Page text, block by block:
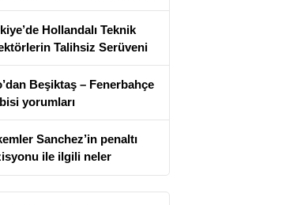
Hollandalı Teknik
Talihsiz Serüveni
Beşiktaş – Fenerbahçe
yorumları
Sanchez’in penaltı
ile ilgili neler